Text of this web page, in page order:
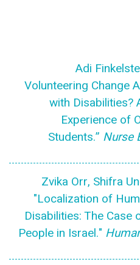
-Adi
Volunteering Change
with Disabilities?
Experience of
Students.” Nurse
-Zvika Orr, Shifra
"Localization of
Disabilities: The
People in Israel."